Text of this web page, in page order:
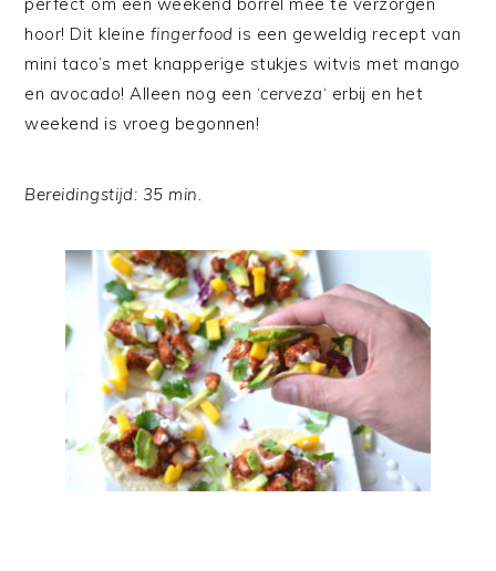
hoor! Dit kleine fingerfood is een geweldig recept van
mini taco’s met knapperige stukjes witvis met mango
en avocado! Alleen nog een ‘cerveza‘ erbij en het
weekend is vroeg begonnen!
Bereidingstijd: 35 min.